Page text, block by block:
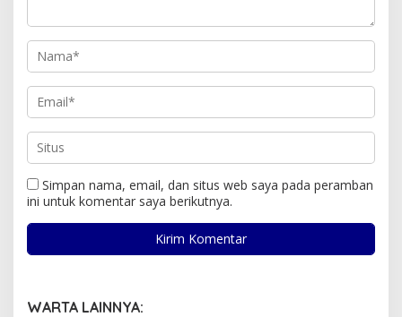
Simpan nama, email, dan situs web saya pada peramban
ini untuk komentar saya berikutnya.
WARTA LAINNYA: